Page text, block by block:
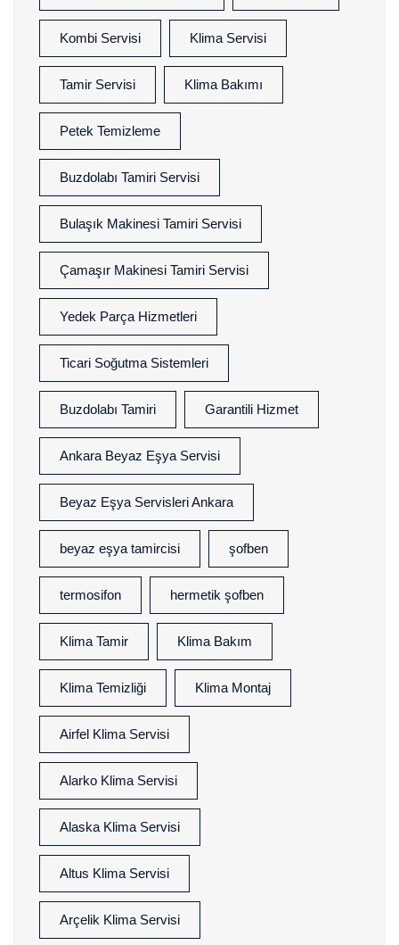
Kombi Servisi Klima Servisi
Tamir Servisi Klima Bakımı
Petek Temizleme
Buzdolabı Tamiri Servisi
Bulaşık Makinesi Tamiri Servisi
Çamaşır Makinesi Tamiri Servisi
Yedek Parça Hizmetleri
Ticari Soğutma Sistemleri
Buzdolabı Tamiri Garantili Hizmet
Ankara Beyaz Eşya Servisi
Beyaz Eşya Servisleri Ankara
beyaz eşya tamircisi şofben
termosifon hermetik şofben
Klima Tamir Klima Bakım
Klima Temizliği Klima Montaj
Airfel Klima Servisi
Alarko Klima Servisi
Alaska Klima Servisi
Altus Klima Servisi
Arçelik Klima Servisi